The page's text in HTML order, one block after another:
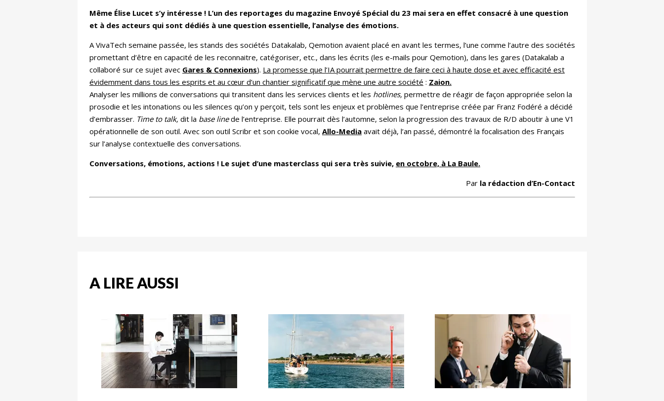
Même Élise Lucet s’y intéresse ! L’un des reportages du magazine Envoyé Spécial du 23 mai sera en effet consacré à une question
et à des acteurs qui sont dédiés à une question essentielle, l’analyse des émotions.
A VivaTech semaine passée, les stands des sociétés Datakalab, Qemotion avaient placé en avant les termes, l’une comme l’autre des sociétés
promettant d’être en capacité de les reconnaitre, catégoriser, etc., dans les écrits (les e-mails pour Qemotion), dans les gares (Datakalab a
collaboré sur ce sujet avec Gares & Connexions). La promesse que l’IA pourrait permettre de faire ceci à haute dose et avec efficacité est
évidemment dans tous les esprits et au cœur d’un chantier significatif que mène une autre société : Zaion.
Analyser les millions de conversations qui transitent dans les services clients et les hotlines, permettre de réagir de façon appropriée selon la
prosodie et les intonations ou les silences qu’on y perçoit, tels sont les enjeux et problèmes que l’entreprise créée par Franz Fodéré a décidé
d’embrasser. Time to talk, dit la base linede l’entreprise. Elle pourrait dès l’automne, selon la progression des travaux de R/D aboutir à une V1
opérationnelle de son outil. Avec son outil Scribr et son cookie vocal, Allo-Media avait déjà, l’an passé, démontré la focalisation des Français
sur l’analyse contextuelle des conversations.
Conversations, émotions, actions ! Le sujet d’une masterclass qui sera très suivie, en octobre, à La Baule.
Par la rédaction d’En-Contact
A LIRE AUSSI